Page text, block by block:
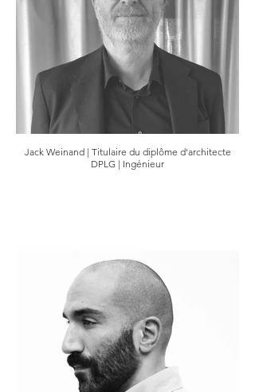
Jack Weinand | Titulaire du diplôme d'architecte
DPLG | Ingénieur